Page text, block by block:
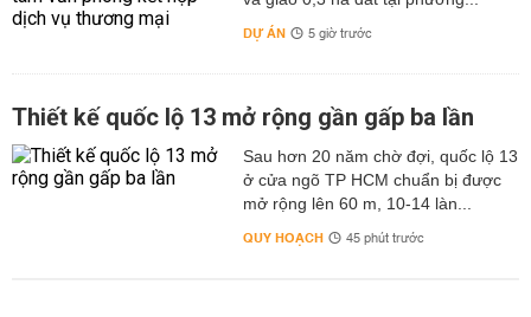
DỰ ÁN 5 giờ trước
Thiết kế quốc lộ 13 mở rộng gần gấp ba lần
Sau hơn 20 năm chờ đợi, quốc lộ 13
ở cửa ngõ TP HCM chuẩn bị được
mở rộng lên 60 m, 10-14 làn...
QUY HOẠCH 45 phút trước